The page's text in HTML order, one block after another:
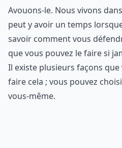
Avouons-le. Nous vivons
peut y avoir un temps
savoir comment vous
que vous pouvez le faire si
Il existe plusieurs façons
faire cela ; vous pouvez
vous-même.